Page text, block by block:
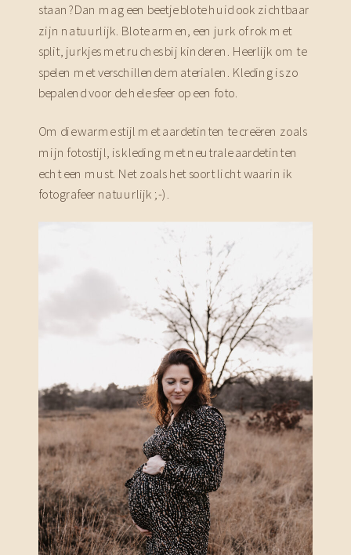
staan? Dan mag een beetje blote huid ook zichtbaar
zijn natuurlijk. Blote armen, een jurk of rok met
split, jurkjes met ruches bij kinderen. Heerlijk om te
spelen met verschillende materialen. Kleding is zo
bepalend voor de hele sfeer op een foto.
Om die warme stijl met aardetinten te creëren zoals
mijn fotostijl, is kleding met neutrale aardetinten
echt een must. Net zoals het soort licht waarin ik
fotografeer natuurlijk ;-).